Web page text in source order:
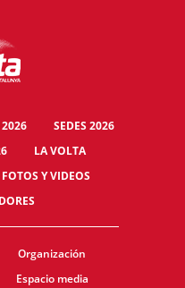
2026
SEDES 2026
LA VOLTA
FOTOS Y VIDEOS
Organización
Espacio media